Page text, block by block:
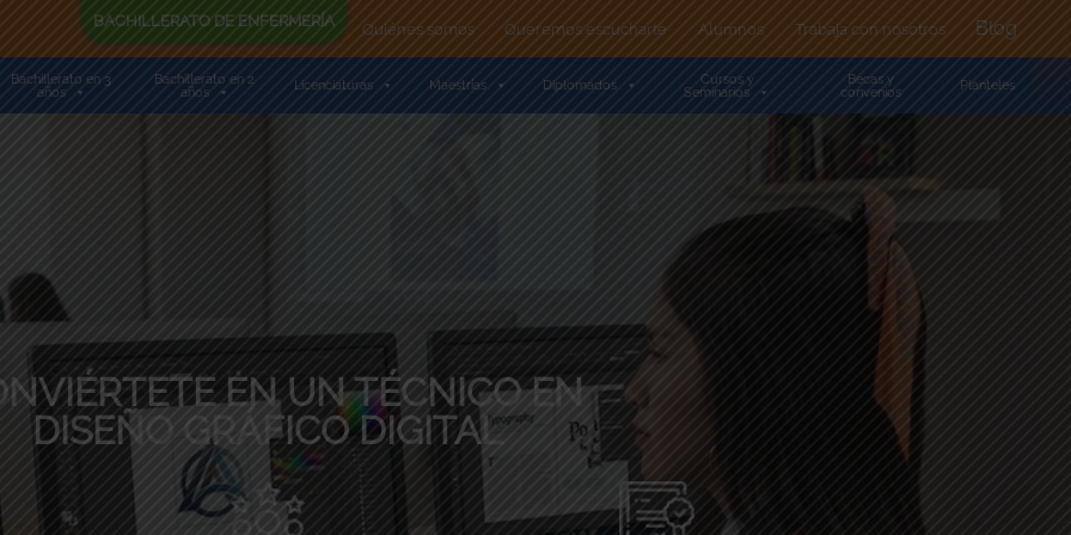
BACHILLERATO DE ENFERMERÍA Quiénes somos Queremos escucharte Alumnos Trabaja con nosotros Blog
Bachillerato en 3
años
Bachillerato en 2
años Licenciaturas Maestrías Diplomados Cursos y
Seminarios
Becas y
convenios Planteles
EN UN TÉCNICO EN
DISEÑO GRÁFICO DIGITAL